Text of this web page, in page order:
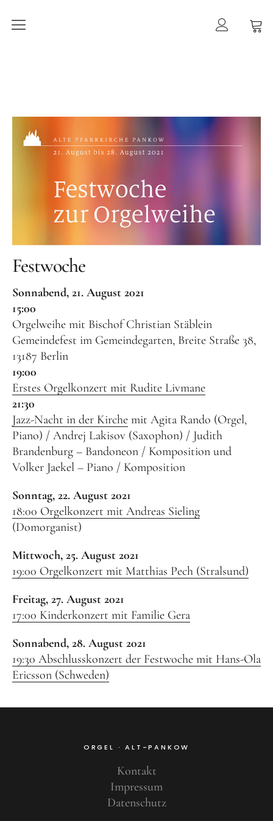
März 2021 –
April 2021 –
der Orgeleinbau
April 2021 –
Grußwort von Schirmherr
Wolfgang Thierse
2019 · LOTTO-Stiftung Berlin
Konzertarchiv
Orgelherbst 2025
Orgelherbst 2024
Orgelherbst 2023
Orgelherbst 2022
Orgelakademie 2022
Benefiz
Festwoche
Sonnabend, 21. August 2021
15:00
Orgelweihe mit Bischof Christian Stäblein
Gemeindefest im Gemeindegarten, Breite Straße 38,
13187 Berlin
19:00
Erstes Orgelkonzert mit Rudite Livmane
21:30
Jazz-Nacht in der Kirche mit Agita Rando (Orgel,
Piano) / Andrej Lakisov (Saxophon) / Judith
Brandenburg – Bandoneon / Komposition und
Volker Jaekel – Piano / Komposition
Sonntag, 22. August 2021
18:00 Orgelkonzert mit Andreas Sieling
(Domorganist)
Mittwoch, 25. August 2021
19:00 Orgelkonzert mit Matthias Pech (Stralsund)
Freitag, 27. August 2021
17:00 Kinderkonzert mit Familie Gera
Sonnabend, 28. August 2021
19:30 Abschlusskonzert der Festwoche mit Hans-Ola
Ericsson (Schweden)
ORGEL · ALT-PANKOW
Kontakt
Impressum
Datenschutz